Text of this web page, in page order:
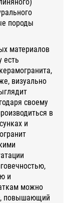
породы
материалов
есть
визуально
своему
в
и
и
можно
повышающий